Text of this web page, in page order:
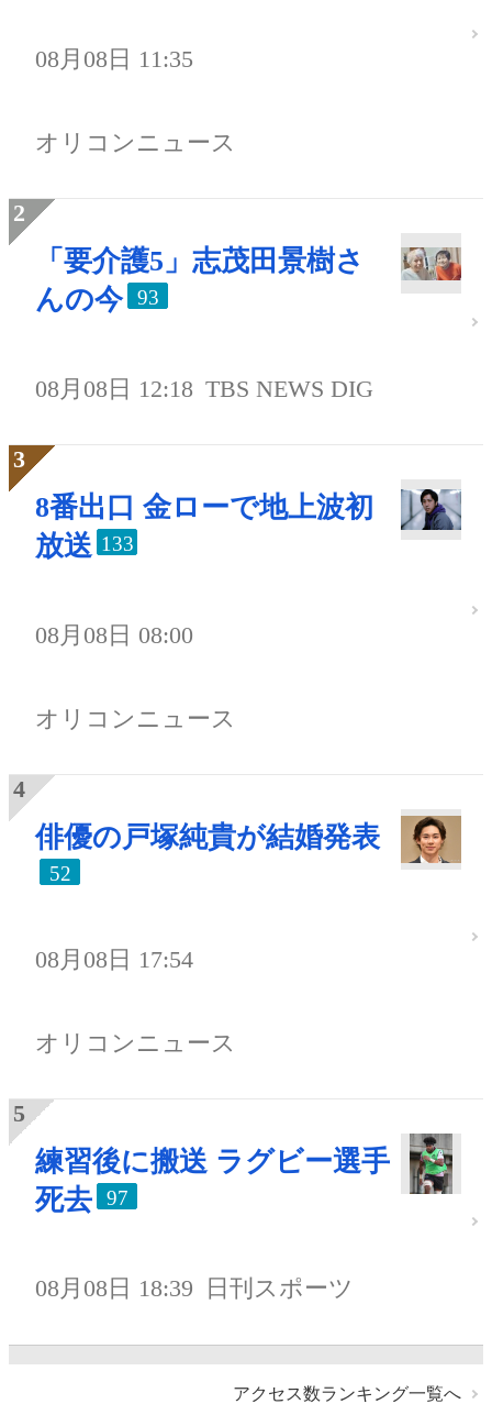
08月08日 11:35
オリコンニュース
「要介護5」志茂田景樹さ
んの今
93
08月08日 12:18 TBS NEWS DIG
8番出口 金ローで地上波初
放送 133
08月08日 08:00
オリコンニュース
俳優の戸塚純貴が結婚発表
52
08月08日 17:54
オリコンニュース
練習後に搬送 ラグビー選手
死去
97
08月08日 18:39 日刊スポーツ
アクセス数ランキング一覧へ